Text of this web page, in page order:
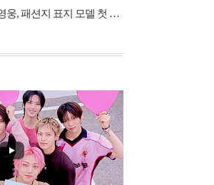
'데뷔 10주년' 임영웅, 패션지 표지 모델 첫 도전